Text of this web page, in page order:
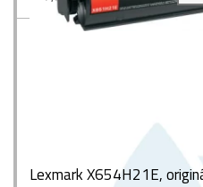
Lexmark X654H21E,